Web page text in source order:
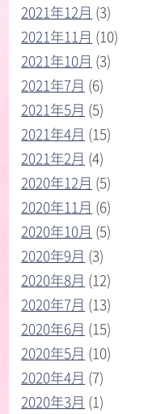
2021年12月 (3)
2021年11月 (10)
2021年10月 (3)
2021年7月 (6)
2021年5月 (5)
2021年4月 (15)
2021年2月 (4)
2020年12月 (5)
2020年11月 (6)
2020年10月 (5)
2020年9月 (3)
2020年8月 (12)
2020年7月 (13)
2020年6月 (15)
2020年5月 (10)
2020年4月 (7)
2020年3月 (1)